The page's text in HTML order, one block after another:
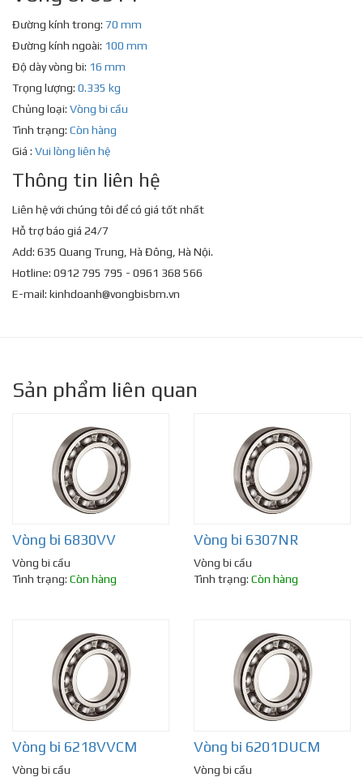
Đường kính trong: 70 mm
Đường kính ngoài: 100 mm
Độ dày vòng bi: 16 mm
Trọng lượng: 0.335 kg
Chủng loại: Vòng bi cầu
Tình trạng: Còn hàng
Giá : Vui lòng liên hệ
Thông tin liên hệ
Liên hệ với chúng tôi để có giá tốt nhất
Hỗ trợ báo giá 24/7
Add: 635 Quang Trung, Hà Đông, Hà Nội.
Hotline: 0912 795 795 - 0961 368 566
E-mail: kinhdoanh@vongbisbm.vn
Sản phẩm liên quan
Vòng bi 6830VV
Vòng bi cầu
Tình trạng: Còn hàng
Vòng bi 6307NR
Vòng bi cầu
Tình trạng: Còn hàng
Vòng bi 6218VVCM
Vòng bi cầu
Vòng bi 6201DUCM
Vòng bi cầu